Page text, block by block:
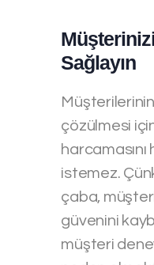
Sağlayın
çözülmesi
istemez.
çaba,
güvenini
müşteri